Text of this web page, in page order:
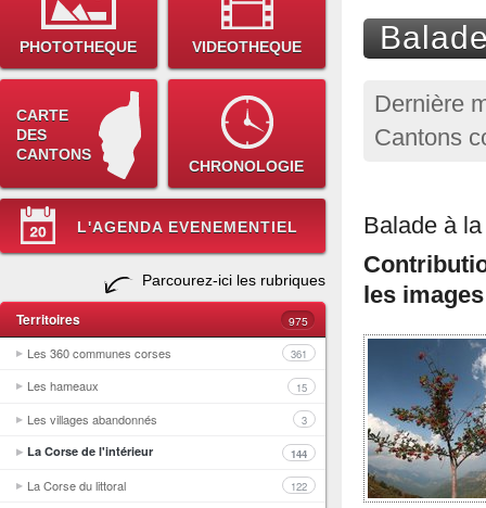
PHOTOTHEQUE VIDEOTHEQUE
CARTE
DES
CANTONS
CHRONOLOGIE
L'AGENDA EVENEMENTIEL
Parcourez-ici les rubriques
Territoires 975
Les 360 communes corses 361
Les hameaux 15
Les villages abandonnés 3
La Corse de l'intérieur 144
La Corse du littoral 122
Dernière
Cantons
Balade à
les